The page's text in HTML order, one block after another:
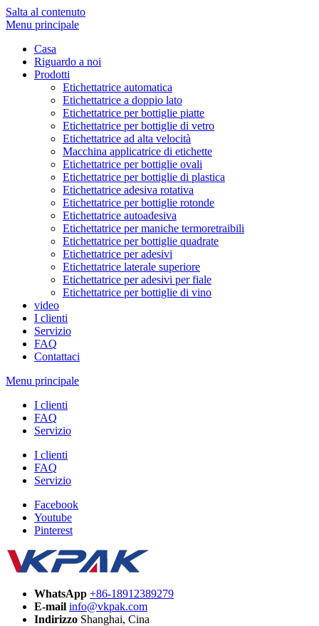
Salta al contenuto
Menu principale
Casa
Riguardo a noi
Prodotti
Etichettatrice automatica
Etichettatrice a doppio lato
Etichettatrice per bottiglie piatte
Etichettatrice per bottiglie di vetro
Etichettatrice ad alta velocità
Macchina applicatrice di etichette
Etichettatrice per bottiglie ovali
Etichettatrice per bottiglie di plastica
Etichettatrice adesiva rotativa
Etichettatrice per bottiglie rotonde
Etichettatrice autoadesiva
Etichettatrice per maniche termoretraibili
Etichettatrice per bottiglie quadrate
Etichettatrice per adesivi
Etichettatrice laterale superiore
Etichettatrice per adesivi per fiale
Etichettatrice per bottiglie di vino
video
I clienti
Servizio
FAQ
Contattaci
Menu principale
I clienti
FAQ
Servizio
I clienti
FAQ
Servizio
Facebook
Youtube
Pinterest
WhatsApp +86-18912389279
E-mail info@vkpak.com
Indirizzo Shanghai, Cina